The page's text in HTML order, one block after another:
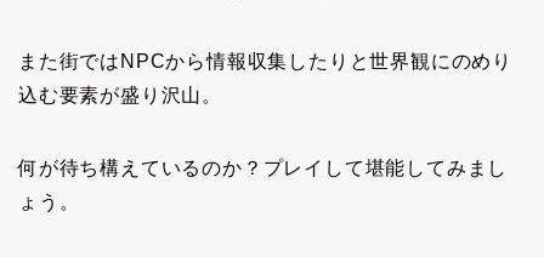
また街ではNPCから情報収集したりと世界観にのめり
込む要素が盛り沢山。
何が待ち構えているのか？プレイして堪能してみまし
ょう。